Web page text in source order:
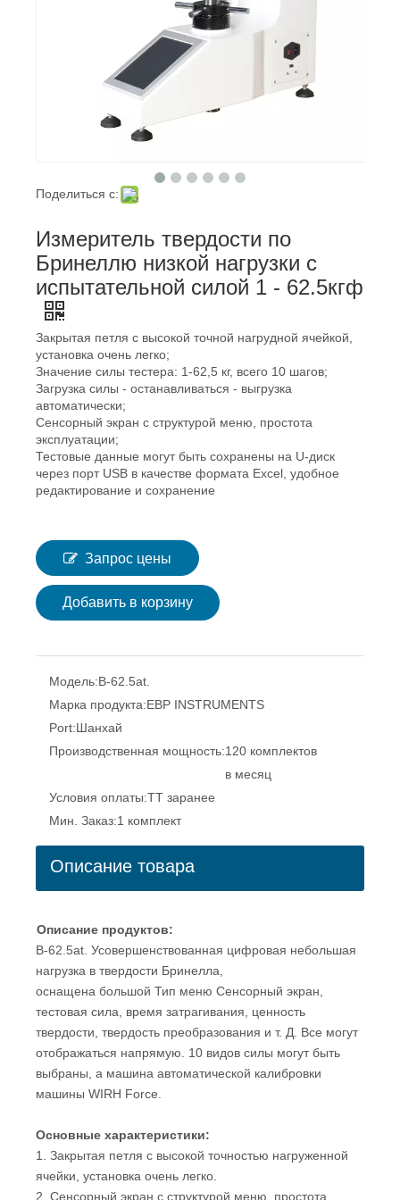
Поделиться с:
Измеритель твердости по
Бринеллю низкой нагрузки с
испытательной силой 1 - 62.5кгф
Закрытая петля с высокой точной нагрудной ячейкой,
установка очень легко;
Значение силы тестера: 1-62,5 кг, всего 10 шагов;
Загрузка силы - останавливаться - выгрузка
автоматически;
Сенсорный экран с структурой меню, простота
эксплуатации;
Тестовые данные могут быть сохранены на U-диск
через порт USB в качестве формата Excel, удобное
редактирование и сохранение
Запрос цены
Добавить в корзину
Модель:B-62.5at.
Марка продукта:EBP INSTRUMENTS
Port:Шанхай
Производственная мощность:120 комплектов
в месяц
Условия оплаты:TT заранее
Мин. Заказ:1 комплект
Описание товара
Описание продуктов:
B-62.5at. Усовершенствованная цифровая небольшая
нагрузка в твердости Бринелла,
оснащена большой Тип меню Сенсорный экран,
тестовая сила, время затрагивания, ценность
твердости, твердость преобразования и т. Д. Все могут
отображаться напрямую. 10 видов силы могут быть
выбраны, а машина автоматической калибровки
машины WIRH Force.
Основные характеристики:
1. Закрытая петля с высокой точностью нагруженной
ячейки, установка очень легко.
2. Сенсорный экран с структурой меню, простота